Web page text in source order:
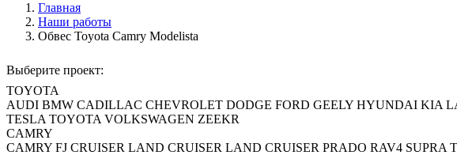
Главная
Наши работы
Обвес Toyota Camry Modelista
Выберите проект:
TOYOTA
AUDI BMW CADILLAC CHEVROLET DODGE FORD GEELY HYUNDAI KIA
TESLA TOYOTA VOLKSWAGEN ZEEKR
CAMRY
CAMRY FJ CRUISER LAND CRUISER LAND CRUISER PRADO RAV4 SUPRA